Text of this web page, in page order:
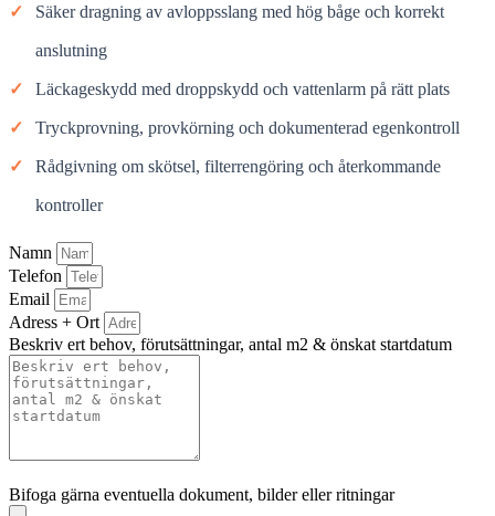
✓ Säker dragning av avloppsslang med hög båge och korrekt
anslutning
✓ Läckageskydd med droppskydd och vattenlarm på rätt plats
✓ Tryckprovning, provkörning och dokumenterad egenkontroll
✓ Rådgivning om skötsel, filterrengöring och återkommande
kontroller
Namn
Telefon
Email
Adress + Ort
Beskriv ert behov, förutsättningar, antal m2 & önskat startdatum
Bifoga gärna eventuella dokument, bilder eller ritningar